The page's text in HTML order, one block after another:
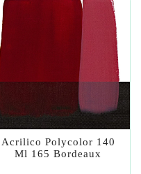
Acrilico Polycolor 140
Ml 165 Bordeaux